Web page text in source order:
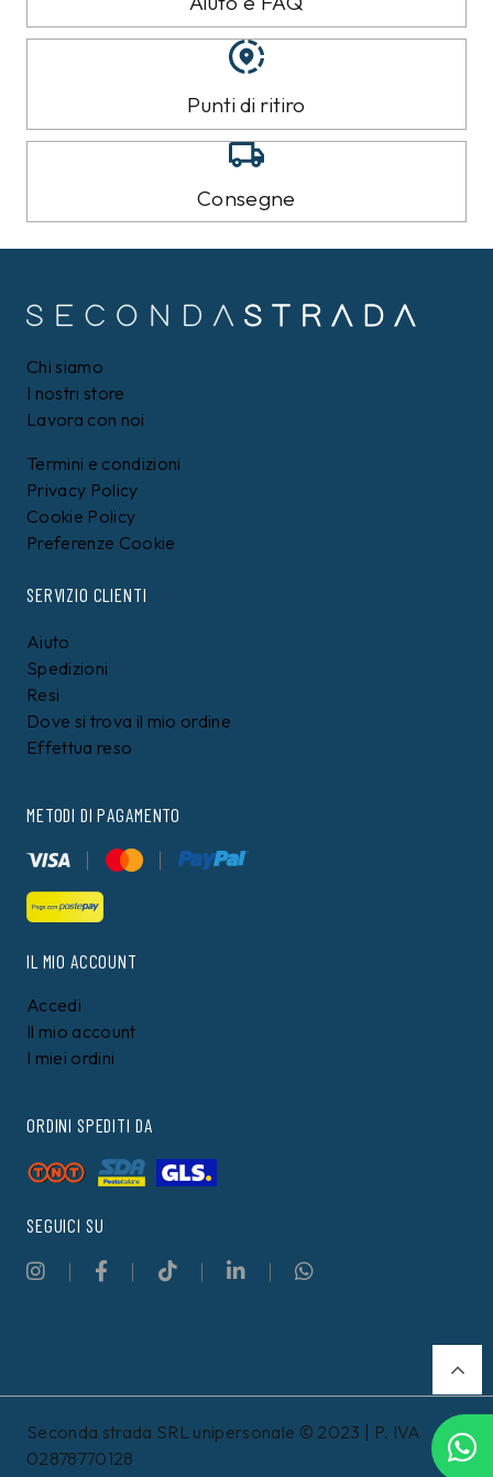
Punti di ritiro
Consegne
Chi siamo
I nostri store
Lavora con noi
Termini e condizioni
Privacy Policy
Cookie Policy
Preferenze Cookie
SERVIZIO CLIENTI
Aiuto
Spedizioni
Resi
Dove si trova il mio ordine
Effettua reso
METODI DI PAGAMENTO
IL MIO ACCOUNT
Accedi
Il mio account
I miei ordini
ORDINI SPEDITI DA
SEGUICI SU
Seconda strada SRL unipersonale © 2023 | P. IVA
02878770128